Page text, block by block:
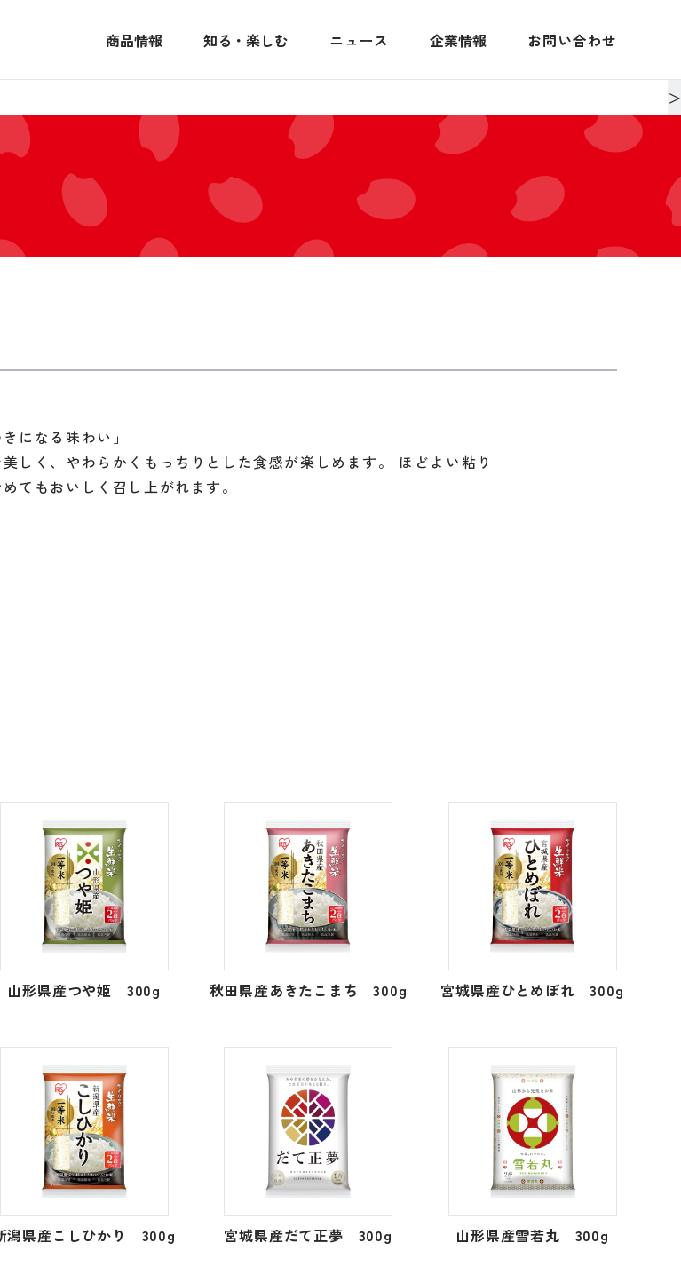
商品情報 知る・楽しむ ニュース 企業情報 お問い合わせ
になる味わい」
しく、やわらかくもっちりとした食感が楽しめます。 ほどよい粘り
てもおいしく召し上がれます。
山形県産つや姫 300g 秋田県産あきたこまち 300g 宮城県産ひとめぼれ 300g
潟県産こしひかり 300g 宮城県産だて正夢 300g 山形県産雪若丸 300g